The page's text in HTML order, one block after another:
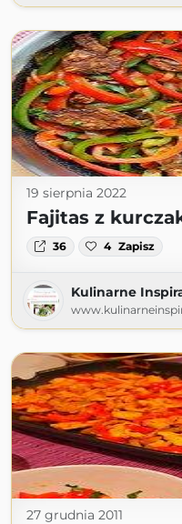
19 sierpnia 2022
Fajitas z
36 4 Zapisz
Kulinarne
27 grudnia 2011